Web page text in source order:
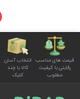
قیمت های مناسب
رقابتی با کیفیت
مطلوب
انتخاب آسان
کالا با چند
کلیک